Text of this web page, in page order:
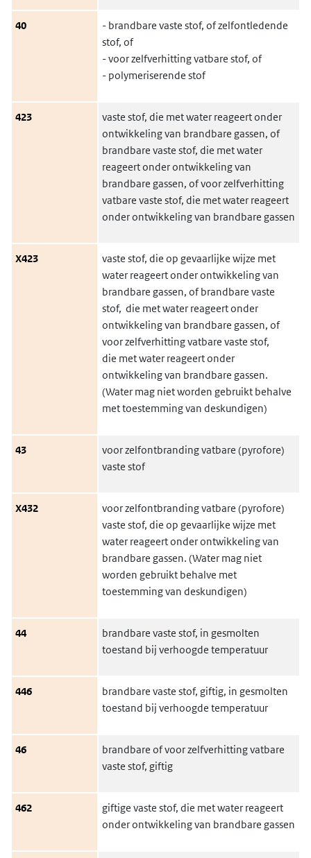
40
- brandbare vaste stof, of zelfontledende
stof, of
- voor zelfverhitting vatbare stof, of
- polymeriserende stof
423
vaste stof, die met water reageert onder
ontwikkeling van brandbare gassen, of
brandbare vaste stof, die met water
reageert onder ontwikkeling van
brandbare gassen, of voor zelfverhitting
vatbare vaste stof, die met water reageert
onder ontwikkeling van brandbare gassen
X423
vaste stof, die op gevaarlijke wijze met
water reageert onder ontwikkeling van
brandbare gassen, of brandbare vaste
stof, die met water reageert onder
ontwikkeling van brandbare gassen, of
voor zelfverhitting vatbare vaste stof,
die met water reageert onder
ontwikkeling van brandbare gassen.
(Water mag niet worden gebruikt behalve
met toestemming van deskundigen)
43
voor zelfontbranding vatbare (pyrofore)
vaste stof
X432
voor zelfontbranding vatbare (pyrofore)
vaste stof, die op gevaarlijke wijze met
water reageert onder ontwikkeling van
brandbare gassen. (Water mag niet
worden gebruikt behalve met
toestemming van deskundigen)
44
brandbare vaste stof, in gesmolten
toestand bij verhoogde temperatuur
446
brandbare vaste stof, giftig, in gesmolten
toestand bij verhoogde temperatuur
46
brandbare of voor zelfverhitting vatbare
vaste stof, giftig
462
giftige vaste stof, die met water reageert
onder ontwikkeling van brandbare gassen